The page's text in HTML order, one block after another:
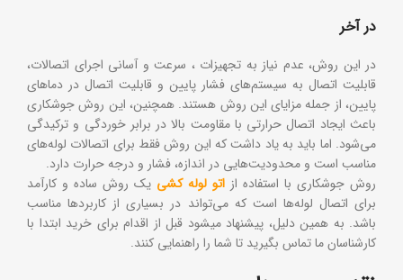
در آخر
در این روش، عدم نیاز به تجهیزات ، سرعت و آسانی اجرای اتصالات،
قابلیت اتصال به سیستم‌های فشار پایین و قابلیت اتصال در دماهای
پایین، از جمله مزایای این روش هستند. همچنین، این روش جوشکاری
باعث ایجاد اتصال حرارتی با مقاومت بالا در برابر خوردگی و ترکیدگی
می‌شود. اما باید به یاد داشت که این روش فقط برای اتصالات لوله‌های
مناسب است و محدودیت‌هایی در اندازه، فشار و درجه حرارت دارد.
روش جوشکاری با استفاده از اتو لوله کشی یک روش ساده و کارآمد
برای اتصال لوله‌ها است که می‌تواند در بسیاری از کاربردها مناسب
باشد. به همین دلیل، پیشنهاد میشود قبل از اقدام برای خرید ابتدا با
کارشناسان ما تماس بگیرید تا شما را راهنمایی کنند.